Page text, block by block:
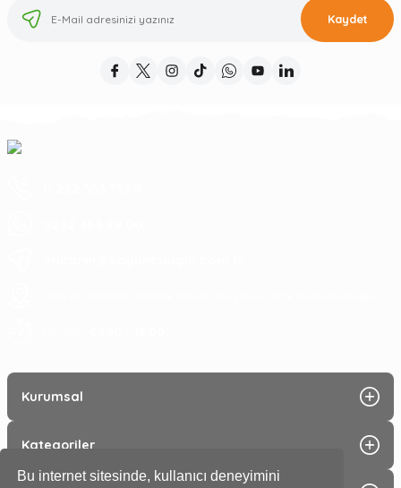
Bu internet sitesinde, kullanıcı deneyimini
Kaydet
Kurumsal
Kategoriler